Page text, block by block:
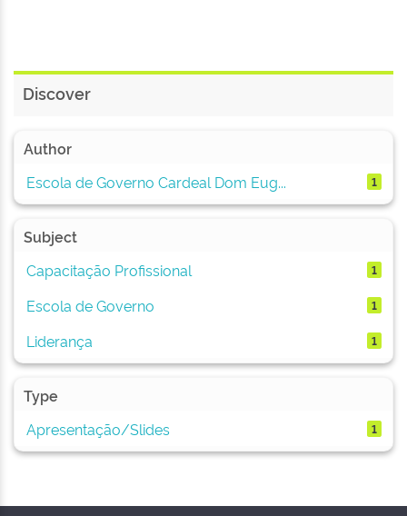
Discover
Author
Escola de Governo Cardeal Dom Eug...
1
Subject
Capacitação Profissional
1
Escola de Governo 1
Liderança 1
Type
Apresentação/Slides
1